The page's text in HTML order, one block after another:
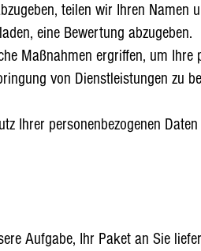
teilen wir Ihren Namen
eine Bewertung abzugeben.
Maßnahmen ergriffen, um Ihre
von Dienstleistungen zu
Ihrer personenbezogenen
Aufgabe, Ihr Paket an Sie